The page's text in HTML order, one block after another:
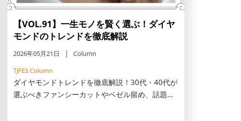
【VOL.91】一生モノを賢く選ぶ！ダイヤ
モンドのトレンドを徹底解説
2026年05月21日
Column
TJFES Column
ダイヤモンドトレンドを徹底解説！30代・40代が
選ぶべきファンシーカットやベゼル留め、話題の